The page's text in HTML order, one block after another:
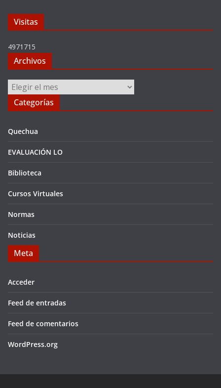
Visitas
4971715
Archivos
Archivos
Categorías
Quechua
EVALUACIÓN LO
Biblioteca
Cursos Virtuales
Normas
Noticias
Meta
Acceder
Feed de entradas
Feed de comentarios
WordPress.org